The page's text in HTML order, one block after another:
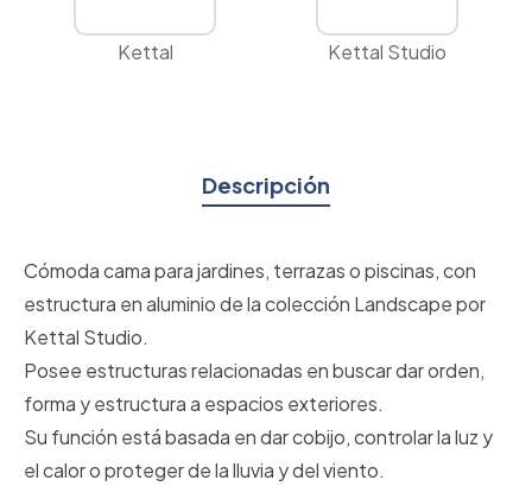
Kettal Kettal Studio
Descripción
Cómoda cama para jardines, terrazas o piscinas, con
estructura en aluminio de la colección Landscape por
Kettal Studio.
Posee estructuras relacionadas en buscar dar orden,
forma y estructura a espacios exteriores.
Su función­ está basada en dar cobijo, controlar la luz y
el calor o proteger de la lluvia y del viento.